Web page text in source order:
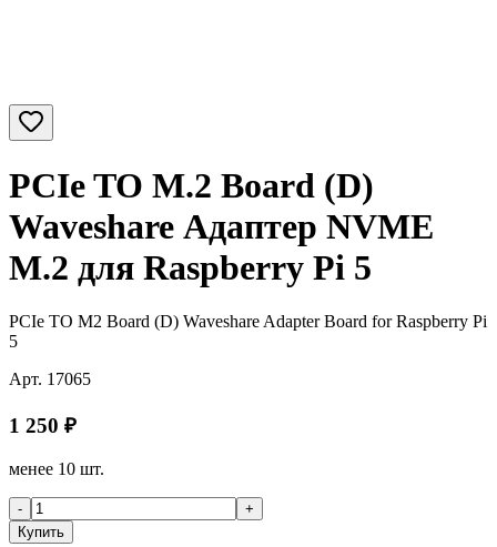
PCIe TO M.2 Board (D)
Waveshare Адаптер NVME
M.2 для Raspberry Pi 5
PCIe TO M2 Board (D) Waveshare Adapter Board for Raspberry Pi
5
Арт. 17065
1 250 ₽
менее 10 шт.
-
+
Купить